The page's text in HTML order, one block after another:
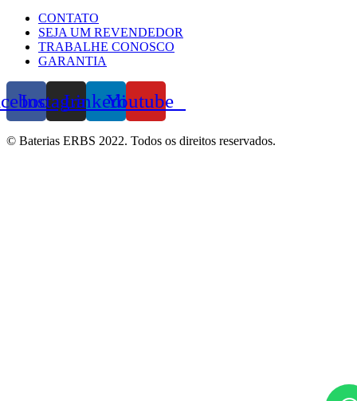
CONTATO
SEJA UM REVENDEDOR
TRABALHE CONOSCO
GARANTIA
InstagramLinkedinYoutube
© Baterias ERBS 2022. Todos os direitos reservados.